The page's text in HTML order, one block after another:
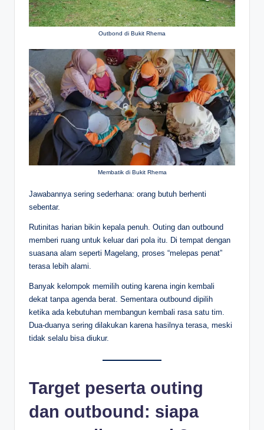
Outbond di Bukit Rhema
Membatik di Bukit Rhema
Jawabannya sering sederhana: orang butuh berhenti
sebentar.
Rutinitas harian bikin kepala penuh. Outing dan outbound
memberi ruang untuk keluar dari pola itu. Di tempat dengan
suasana alam seperti Magelang, proses “melepas penat”
terasa lebih alami.
Banyak kelompok memilih outing karena ingin kembali
dekat tanpa agenda berat. Sementara outbound dipilih
ketika ada kebutuhan membangun kembali rasa satu tim.
Dua-duanya sering dilakukan karena hasilnya terasa, meski
tidak selalu bisa diukur.
Target peserta outing
dan outbound: siapa